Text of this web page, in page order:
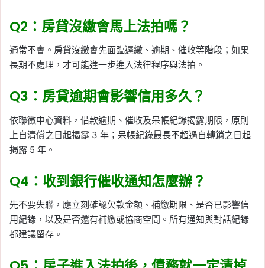
Q2：房貸沒繳會馬上法拍嗎？
通常不會。房貸沒繳會先面臨遲繳、逾期、催收等階段；如果
長期不處理，才可能進一步進入法律程序與法拍。
Q3：房貸逾期會影響信用多久？
依聯徵中心資料，借款逾期、催收及呆帳紀錄揭露期限，原則
上自清償之日起揭露 3 年；呆帳紀錄最長不超過自轉銷之日起
揭露 5 年。
Q4：收到銀行催收通知怎麼辦？
先不要失聯，應立刻確認欠款金額、補繳期限、是否已影響信
用紀錄，以及是否還有補繳或協商空間。所有通知與對話紀錄
都建議留存。